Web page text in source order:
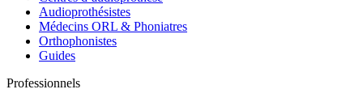
Audioprothésistes
Médecins ORL & Phoniatres
Orthophonistes
Guides
Professionnels